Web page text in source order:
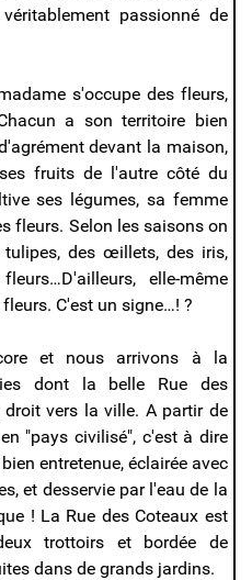
passionné de
s'occupe des fleurs,
a son territoire bien
devant la maison,
fruits de l'autre côté du
ses légumes, sa femme
fleurs. Selon les saisons on
des œillets, des iris,
elle-même
C'est un signe…! ?
et nous arrivons à la
dont la belle Rue des
vers la ville. A partir de
"pays civilisé", c'est à dire
entretenue, éclairée avec
et desservie par l'eau de la
! La Rue des Coteaux est
trottoirs et bordée de
dans de grands jardins.